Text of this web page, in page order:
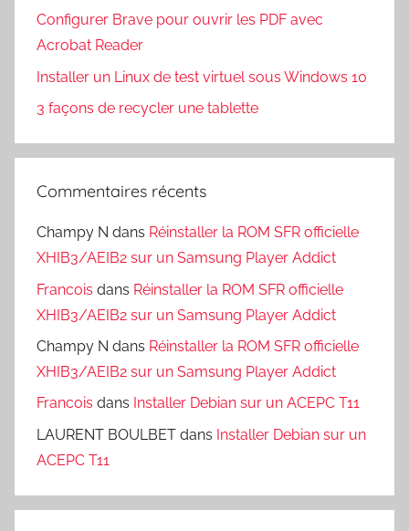
Configurer Brave pour ouvrir les PDF avec
Acrobat Reader
Installer un Linux de test virtuel sous Windows 10
3 façons de recycler une tablette
Commentaires récents
Champy N dans Réinstaller la ROM SFR officielle
XHIB3/AEIB2 sur un Samsung Player Addict
Francois dans Réinstaller la ROM SFR officielle
XHIB3/AEIB2 sur un Samsung Player Addict
Champy N dans Réinstaller la ROM SFR officielle
XHIB3/AEIB2 sur un Samsung Player Addict
Francois dans Installer Debian sur un ACEPC T11
LAURENT BOULBET dans Installer Debian sur un
ACEPC T11